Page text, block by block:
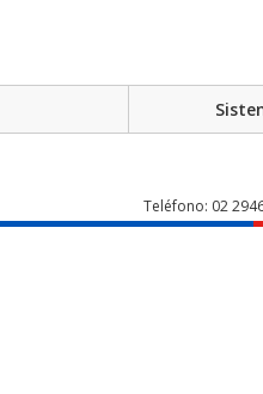
Teléfono: 02